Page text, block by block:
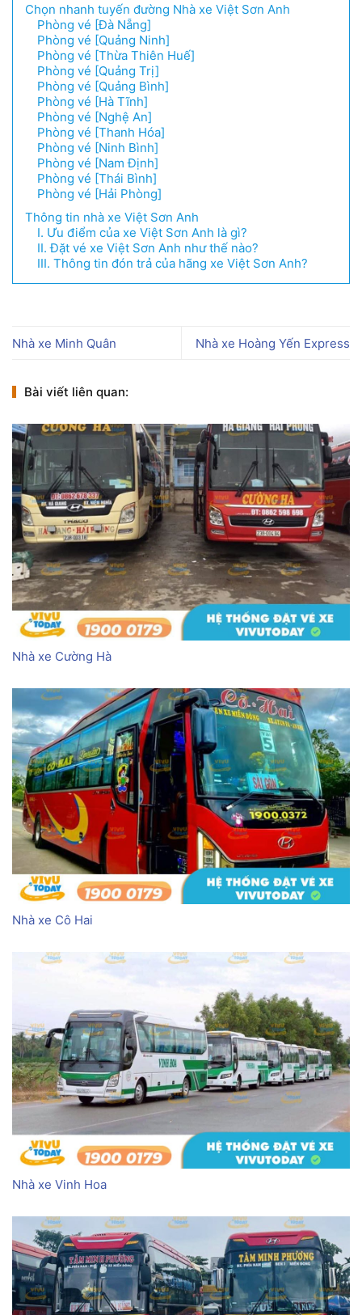
Chọn nhanh tuyến đường Nhà xe Việt Sơn Anh
Phòng vé [Đà Nẵng]
Phòng vé [Quảng Ninh]
Phòng vé [Thừa Thiên Huế]
Phòng vé [Quảng Trị]
Phòng vé [Quảng Bình]
Phòng vé [Hà Tĩnh]
Phòng vé [Nghệ An]
Phòng vé [Thanh Hóa]
Phòng vé [Ninh Bình]
Phòng vé [Nam Định]
Phòng vé [Thái Bình]
Phòng vé [Hải Phòng]
Thông tin nhà xe Việt Sơn Anh
I. Ưu điểm của xe Việt Sơn Anh là gì?
II. Đặt vé xe Việt Sơn Anh như thế nào?
III. Thông tin đón trả của hãng xe Việt Sơn Anh?
Nhà xe Minh Quân Nhà xe Hoàng Yến Express
Bài viết liên quan:
Nhà xe Cường Hà
Nhà xe Cô Hai
Nhà xe Vinh Hoa